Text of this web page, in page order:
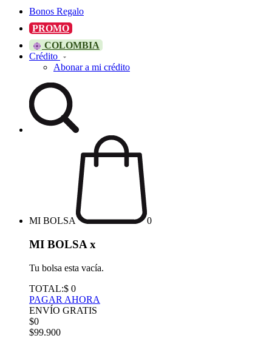
Bonos Regalo
PROMO
COLOMBIA
Crédito
Abonar a mi crédito
MI BOLSA 0
MI BOLSA x
Tu bolsa esta vacía.
TOTAL:$ 0
PAGAR AHORA
ENVÍO GRATIS
$0
$99.900